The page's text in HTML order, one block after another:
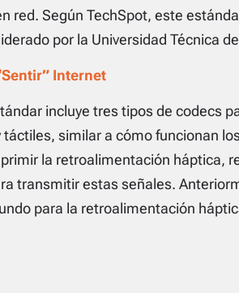
red. Según TechSpot, este
por la Universidad Técnica
Internet
incluye tres tipos de codecs
similar a cómo funcionan
la retroalimentación háptica,
transmitir estas señales.
para la retroalimentación